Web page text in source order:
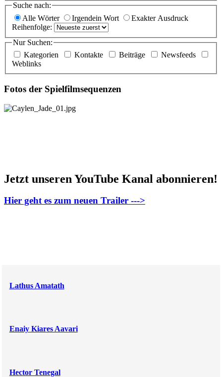
Suche nach:
Alle Wörter
Irgendein Wort
Exakter Ausdruck
Reihenfolge:
Nur Suchen:
Kategorien
Kontakte Beiträge
Newsfeeds
Weblinks
Fotos der Spielfilmsequenzen
Jetzt unseren YouTube Kanal abonnieren!
Hier geht es zum neuen Trailer --->
Lathus Amatath
Enaiy Kiares Aavari
Hector Tenegal